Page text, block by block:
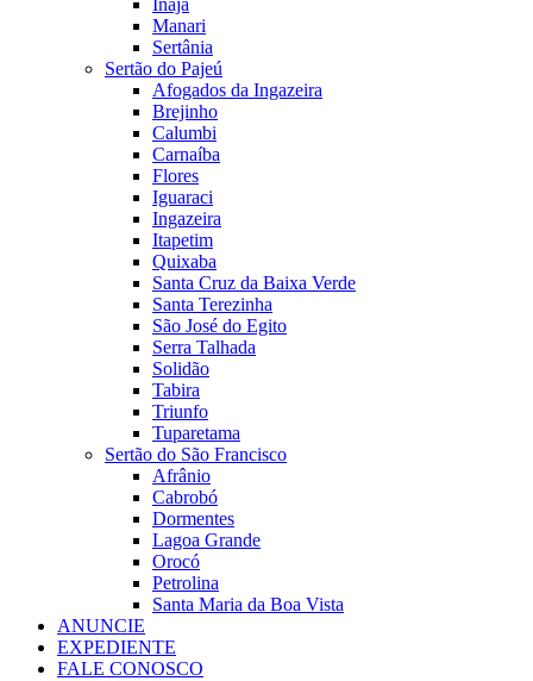
Inajá
Manari
Sertânia
Sertão do Pajeú
Afogados da Ingazeira
Brejinho
Calumbi
Carnaíba
Flores
Iguaraci
Ingazeira
Itapetim
Quixaba
Santa Cruz da Baixa Verde
Santa Terezinha
São José do Egito
Serra Talhada
Solidão
Tabira
Triunfo
Tuparetama
Sertão do São Francisco
Afrânio
Cabrobó
Dormentes
Lagoa Grande
Orocó
Petrolina
Santa Maria da Boa Vista
ANUNCIE
EXPEDIENTE
FALE CONOSCO